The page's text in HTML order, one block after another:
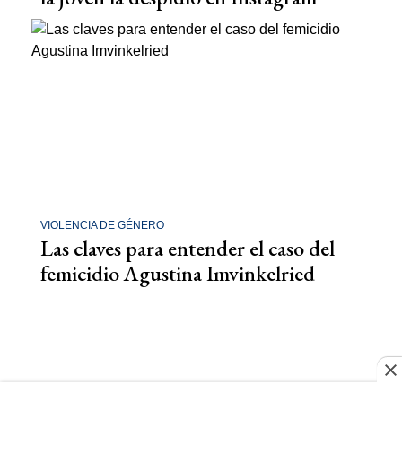
VIOLENCIA DE GÉNERO
Las claves para entender el caso del
femicidio Agustina Imvinkelried